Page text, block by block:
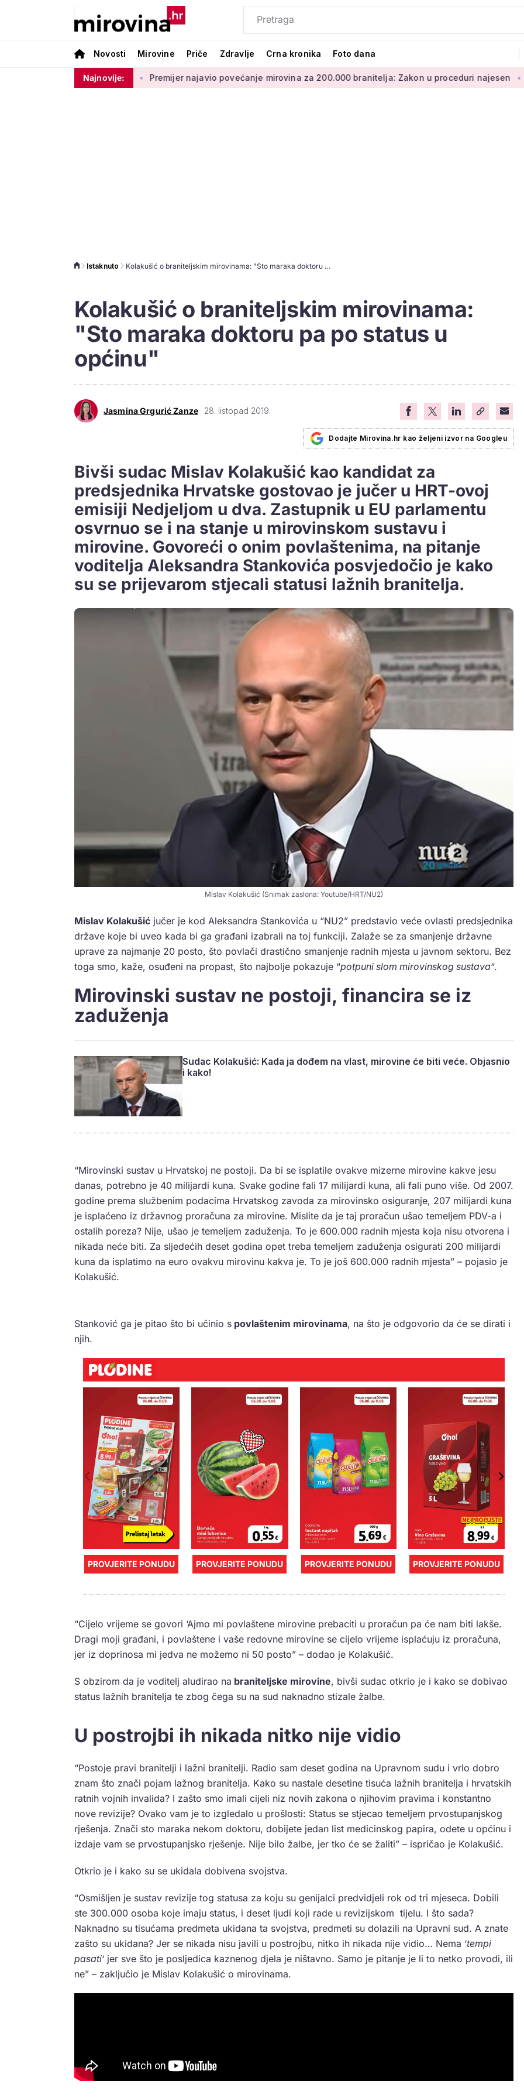
Novosti Mirovine Priče Zdravlje Crna kronika Foto dana
Najnovije:
Premijer najavio povećanje mirovina za 200.000 branitelja: Zakon u proceduri najesen Mirovine
Istaknuto Kolakušić o braniteljskim mirovinama: "Sto maraka doktoru pa po status u općinu"
Kolakušić o braniteljskim mirovinama:
"Sto maraka doktoru pa po status u
općinu"
Jasmina Grgurić Zanze 28. listopad 2019.
Dodajte Mirovina.hr kao željeni izvor na Googleu
Bivši sudac Mislav Kolakušić kao kandidat za
predsjednika Hrvatske gostovao je jučer u HRT-ovoj
emisiji Nedjeljom u dva. Zastupnik u EU parlamentu
osvrnuo se i na stanje u mirovinskom sustavu i
mirovine. Govoreći o onim povlaštenima, na pitanje
voditelja Aleksandra Stankovića posvjedočio je kako
su se prijevarom stjecali statusi lažnih branitelja.
Mislav Kolakušić (Snimak zaslona: Youtube/HRT/NU2)
Mislav Kolakušić jučer je kod Aleksandra Stankovića u “NU2” predstavio veće ovlasti predsjednika
države koje bi uveo kada bi ga građani izabrali na toj funkciji. Zalaže se za smanjenje državne
uprave za najmanje 20 posto, što povlači drastično smanjenje radnih mjesta u javnom sektoru. Bez
toga smo, kaže, osuđeni na propast, što najbolje pokazuje “potpuni slom mirovinskog sustava“.
Mirovinski sustav ne postoji, financira se iz
zaduženja
Sudac Kolakušić: Kada ja dođem na vlast, mirovine će biti veće. Objasnio
i kako!
“Mirovinski sustav u Hrvatskoj ne postoji. Da bi se isplatile ovakve mizerne mirovine kakve jesu
danas, potrebno je 40 milijardi kuna. Svake godine fali 17 milijardi kuna, ali fali puno više. Od 2007.
godine prema službenim podacima Hrvatskog zavoda za mirovinsko osiguranje, 207 milijardi kuna
je isplaćeno iz državnog proračuna za mirovine. Mislite da je taj proračun ušao temeljem PDV-a i
ostalih poreza? Nije, ušao je temeljem zaduženja. To je 600.000 radnih mjesta koja nisu otvorena i
nikada neće biti. Za sljedećih deset godina opet treba temeljem zaduženja osigurati 200 milijardi
kuna da isplatimo na euro ovakvu mirovinu kakva je. To je još 600.000 radnih mjesta” – pojasio je
Kolakušić.
Stanković ga je pitao što bi učinio s povlaštenim mirovinama, na što je odgovorio da će se dirati i
njih.
PROVJERITE PONUDU PROVJERITE PONUDU PROVJERITE PONUDU PROVJERITE PONUDU
“Cijelo vrijeme se govori ‘Ajmo mi povlaštene mirovine prebaciti u proračun pa će nam biti lakše.
Dragi moji građani, i povlaštene i vaše redovne mirovine se cijelo vrijeme isplaćuju iz proračuna,
jer iz doprinosa mi jedva ne možemo ni 50 posto” – dodao je Kolakušić.
S obzirom da je voditelj aludirao na braniteljske mirovine, bivši sudac otkrio je i kako se dobivao
status lažnih branitelja te zbog čega su na sud naknadno stizale žalbe.
U postrojbi ih nikada nitko nije vidio
“Postoje pravi branitelji i lažni branitelji. Radio sam deset godina na Upravnom sudu i vrlo dobro
znam što znači pojam lažnog branitelja. Kako su nastale desetine tisuća lažnih branitelja i hrvatskih
ratnih vojnih invalida? I zašto smo imali cijeli niz novih zakona o njihovim pravima i konstantno
nove revizije? Ovako vam je to izgledalo u prošlosti: Status se stjecao temeljem prvostupanjskog
rješenja. Znači sto maraka nekom doktoru, dobijete jedan list medicinskog papira, odete u općinu i
izdaje vam se prvostupanjsko rješenje. Nije bilo žalbe, jer tko će se žaliti” – ispričao je Kolakušić.
Otkrio je i kako su se ukidala dobivena svojstva.
“Osmišljen je sustav revizije tog statusa za koju su genijalci predvidjeli rok od tri mjeseca. Dobili
ste 300.000 osoba koje imaju status, i deset ljudi koji rade u revizijskom tijelu. I što sada?
Naknadno su tisućama predmeta ukidana ta svojstva, predmeti su dolazili na Upravni sud. A znate
zašto su ukidana? Jer se nikada nisu javili u postrojbu, nitko ih nikada nije vidio… Nema ‘tempi
pasati‘ jer sve što je posljedica kaznenog djela je ništavno. Samo je pitanje je li to netko provodi, ili
ne” – zaključio je Mislav Kolakušić o mirovinama.